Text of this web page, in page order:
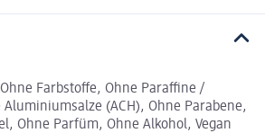
Farbstoffe, Ohne Paraffine /
(ACH), Ohne Parabene,
Ohne Parfüm, Ohne Alkohol, Vegan